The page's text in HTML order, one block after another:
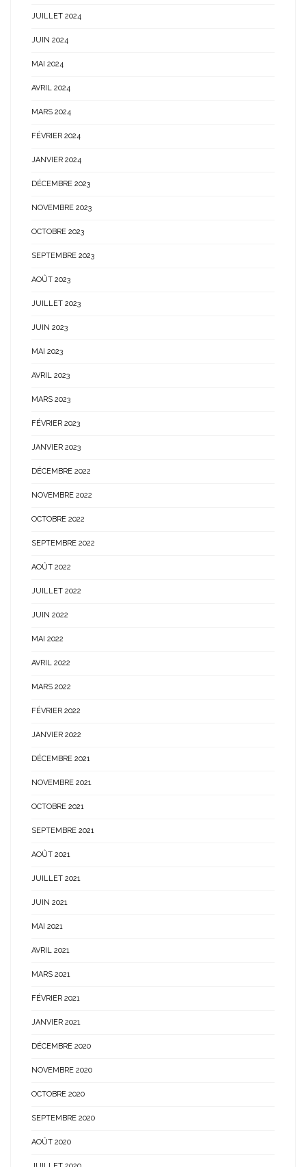
JUILLET 2024
JUIN 2024
MAI 2024
AVRIL 2024
MARS 2024
FÉVRIER 2024
JANVIER 2024
DÉCEMBRE 2023
NOVEMBRE 2023
OCTOBRE 2023
SEPTEMBRE 2023
AOÛT 2023
JUILLET 2023
JUIN 2023
MAI 2023
AVRIL 2023
MARS 2023
FÉVRIER 2023
JANVIER 2023
DÉCEMBRE 2022
NOVEMBRE 2022
OCTOBRE 2022
SEPTEMBRE 2022
AOÛT 2022
JUILLET 2022
JUIN 2022
MAI 2022
AVRIL 2022
MARS 2022
FÉVRIER 2022
JANVIER 2022
DÉCEMBRE 2021
NOVEMBRE 2021
OCTOBRE 2021
SEPTEMBRE 2021
AOÛT 2021
JUILLET 2021
JUIN 2021
MAI 2021
AVRIL 2021
MARS 2021
FÉVRIER 2021
JANVIER 2021
DÉCEMBRE 2020
NOVEMBRE 2020
OCTOBRE 2020
SEPTEMBRE 2020
AOÛT 2020